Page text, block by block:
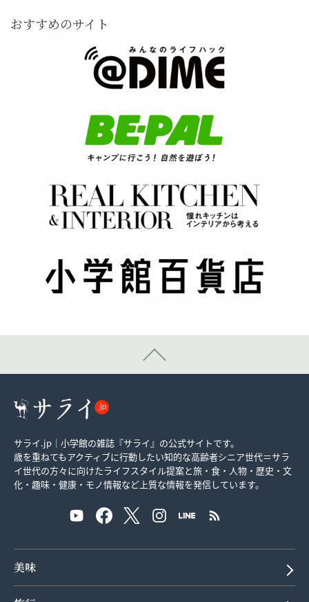
おすすめのサイト
サライ.jp｜小学館の雑誌『サライ』の公式サイトです。
歳を重ねてもアクティブに行動したい知的な高齢者シニア世代＝サラ
イ世代の方々に向けたライフスタイル提案と旅・食・人物・歴史・文
化・趣味・健康・モノ情報など上質な情報を発信しています。
美味